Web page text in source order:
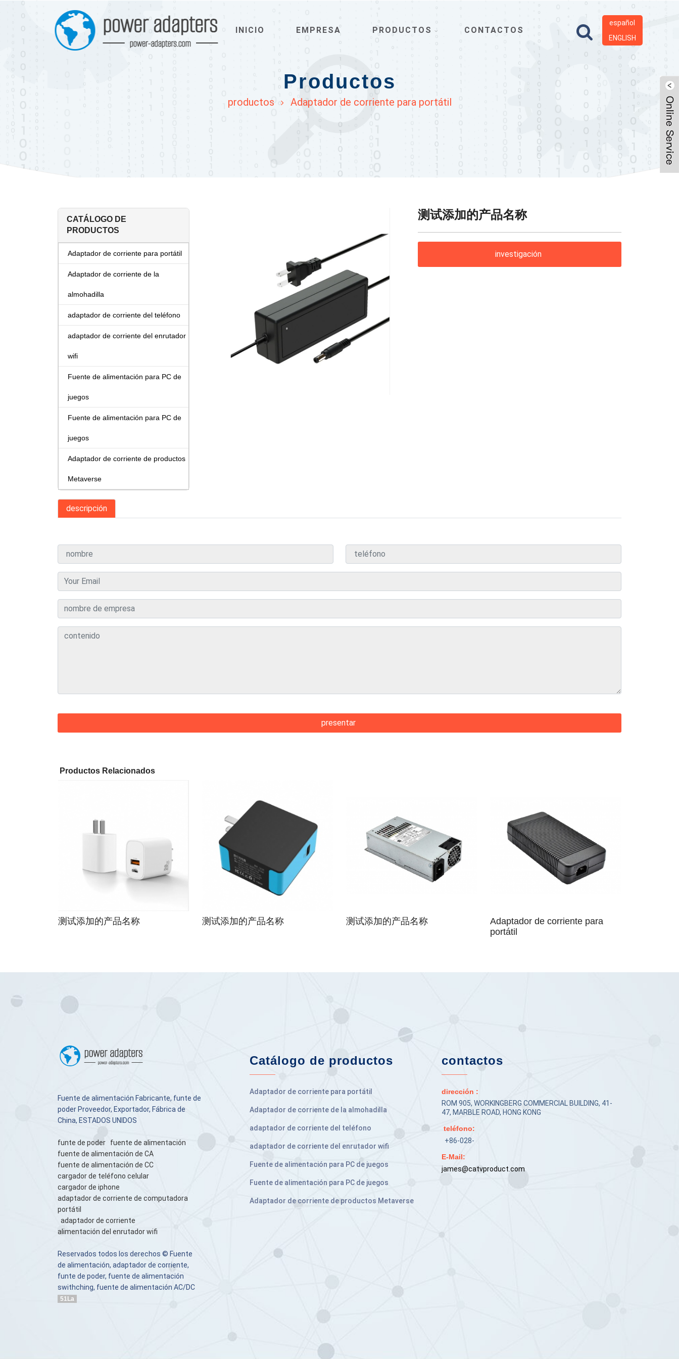
INICIO EMPRESA PRODUCTOS CONTACTOS
español
ENGLISH
Productos
productos Adaptador de corriente para portátil
测试添加的产品名称
investigación
CATÁLOGO DE
PRODUCTOS
Adaptador de corriente para portátil
Adaptador de corriente de la
almohadilla
adaptador de corriente del teléfono
adaptador de corriente del enrutador
wifi
Fuente de alimentación para PC de
juegos
Fuente de alimentación para PC de
juegos
Adaptador de corriente de productos
Metaverse
descripción
presentar
Productos Relacionados
测试添加的产品名称 测试添加的产品名称 测试添加的产品名称
Adaptador de corriente para
portátil
Fuente de alimentación Fabricante, funte de
poder Proveedor, Exportador, Fábrica de
China, ESTADOS UNIDOS
funte de poder
fuente de alimentación
fuente de alimentación de CA
fuente de alimentación de CC
cargador de teléfono celular
cargador de iphone
adaptador de corriente de computadora
portátil
adaptador de corriente
alimentación del enrutador wifi
Reservados todos los derechos © Fuente
de alimentación, adaptador de corriente,
funte de poder, fuente de alimentación
swithching, fuente de alimentación AC/DC
51La
Catálogo de productos
Adaptador de corriente para portátil
Adaptador de corriente de la almohadilla
adaptador de corriente del teléfono
adaptador de corriente del enrutador wifi
Fuente de alimentación para PC de juegos
Fuente de alimentación para PC de juegos
Adaptador de corriente de productos Metaverse
contactos
dirección :
ROM 905, WORKINGBERG COMMERCIAL BUILDING, 41-
47, MARBLE ROAD, HONG KONG
teléfono:
+86-028-
E-Mail:
james@catvproduct.com